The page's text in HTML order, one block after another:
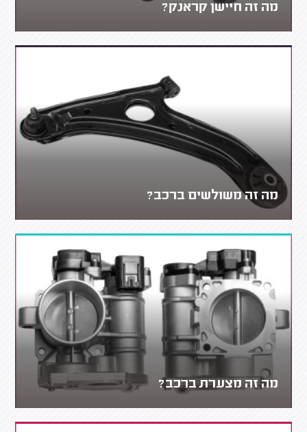
מה זה חיישן קראנק?
מה זה משולשים ברכב?
מה זה מצערת ברכב?